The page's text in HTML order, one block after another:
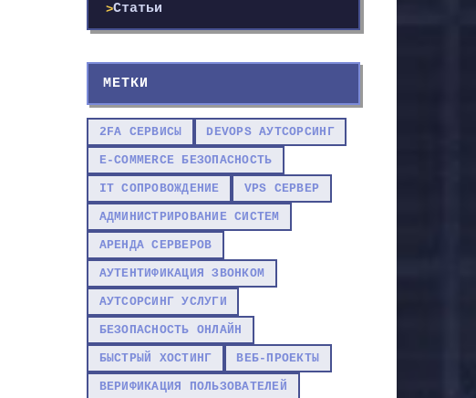
Статьи
МЕТКИ
2FA СЕРВИСЫ DEVOPS АУТСОРСИНГ
E-COMMERCE БЕЗОПАСНОСТЬ
IT СОПРОВОЖДЕНИЕ VPS СЕРВЕР
АДМИНИСТРИРОВАНИЕ СИСТЕМ
АРЕНДА СЕРВЕРОВ
АУТЕНТИФИКАЦИЯ ЗВОНКОМ
АУТСОРСИНГ УСЛУГИ
БЕЗОПАСНОСТЬ ОНЛАЙН
БЫСТРЫЙ ХОСТИНГ ВЕБ-ПРОЕКТЫ
ВЕРИФИКАЦИЯ ПОЛЬЗОВАТЕЛЕЙ